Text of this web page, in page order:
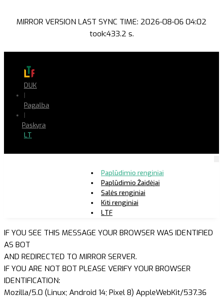
MIRROR VERSION LAST SYNC TIME: 2026-08-06 04:02
took:433.2 s.
DUK
|
Pagalba
|
Paskyra
LT
Paplūdimio renginiai
Paplūdimio Žaidėjai
Salės renginiai
Kiti renginiai
LTF
IF YOU SEE THIS MESSAGE YOUR BROWSER WAS IDENTIFIED
AS BOT
AND REDIRECTED TO MIRROR SERVER.
IF YOU ARE NOT BOT PLEASE VERIFY YOUR BROWSER
IDENTIFICATION:
Mozilla/5.0 (Linux; Android 14; Pixel 8) AppleWebKit/537.36